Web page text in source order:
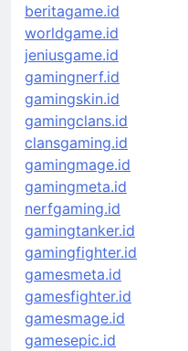
beritagame.id
worldgame.id
jeniusgame.id
gamingnerf.id
gamingskin.id
gamingclans.id
clansgaming.id
gamingmage.id
gamingmeta.id
nerfgaming.id
gamingtanker.id
gamingfighter.id
gamesmeta.id
gamesfighter.id
gamesmage.id
gamesepic.id